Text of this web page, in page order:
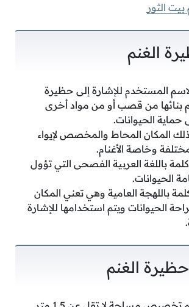
الثور
الغنم
المستخدم للإشارة إلى حظيرة
بنائها من قصب أو من مواد أخرى
الحيوانات.
المكان المحاط والمخصص لإيواء
وخاصة الأغنام.
باللغة العربية الفصحى التي تؤول
الحيوانات.
باللهجة العامية وهي تعني المكان
الحيوانات ويتم استخدامها للإشارة
الغنم